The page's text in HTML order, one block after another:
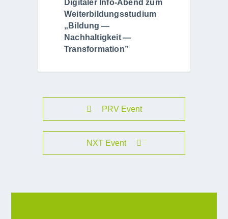
Digitaler Info-Abend zum
Weiterbildungsstudium
„Bildung —
Nachhaltigkeit —
Transformation”
PRV Event
NXT Event